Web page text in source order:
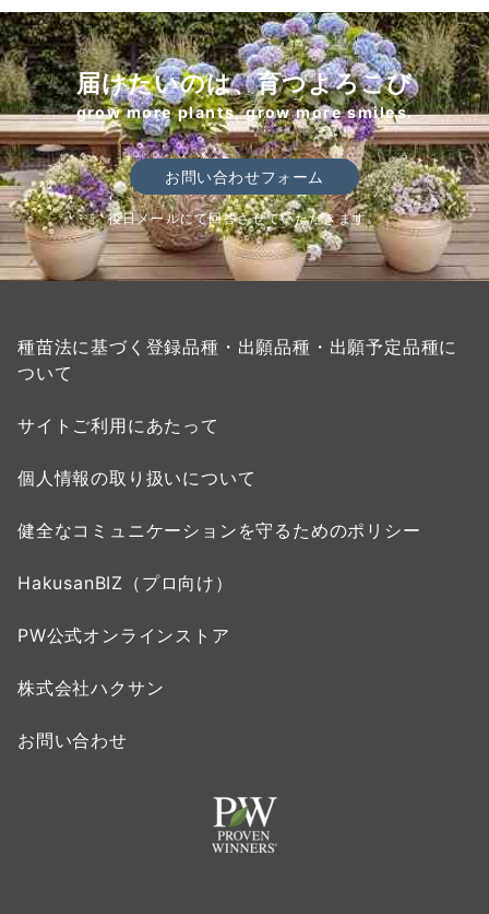
届けたいのは、育つよろこび
grow more plants, grow more smiles.
お問い合わせフォーム
後日メールにて回答させていただきます。
種苗法に基づく登録品種・出願品種・出願予定品種に
ついて
サイトご利用にあたって
個人情報の取り扱いについて
健全なコミュニケーションを守るためのポリシー
HakusanBIZ（プロ向け）
PW公式オンラインストア
株式会社ハクサン
お問い合わせ